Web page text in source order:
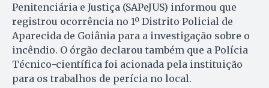
Penitenciária e Justiça (SAPeJUS) informou que
registrou ocorrência no 1º Distrito Policial de
Aparecida de Goiânia para a investigação sobre o
incêndio. O órgão declarou também que a Polícia
Técnico-científica foi acionada pela instituição
para os trabalhos de perícia no local.